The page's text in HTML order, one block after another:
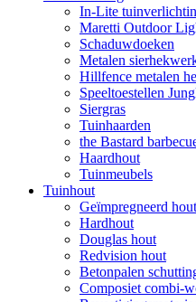
In-Lite
Maretti Outdoor
Schaduwdoeken
Metalen
Hillfence metalen
Speeltoestellen
Siergras
Tuinhaarden
the Bastard
Haardhout
Tuinmeubels
Tuinhout
Geïmpregneerd hout
Hardhout
Douglas hout
Redvision hout
Betonpalen
Composiet combi-